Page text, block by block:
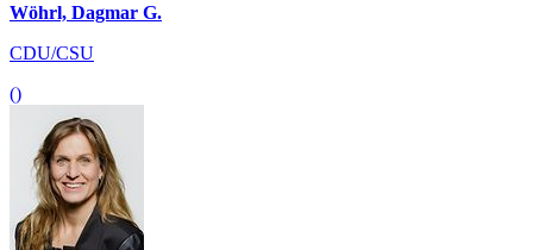
Wöhrl, Dagmar G.
CDU/CSU
()